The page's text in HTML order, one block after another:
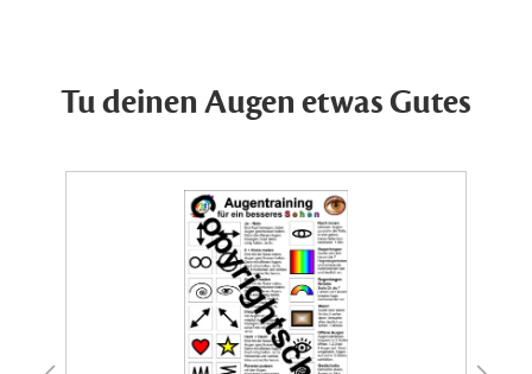
Tu deinen Augen etwas Gutes